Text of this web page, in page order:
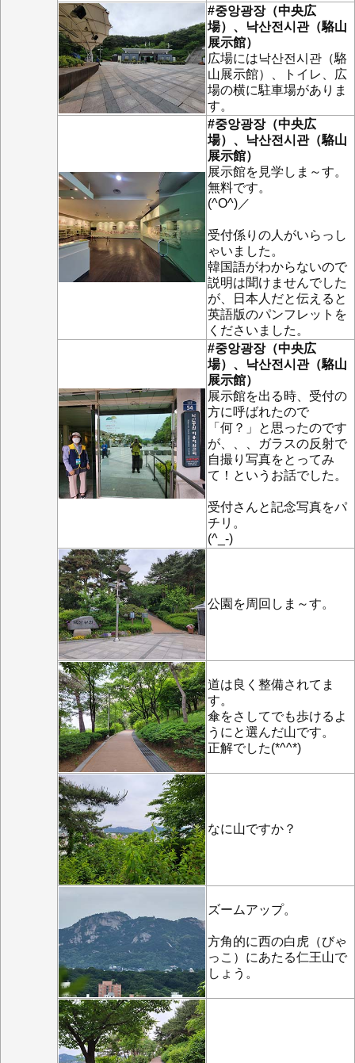
#중앙광장（中央広
場）、낙산전시관（駱山
展示館）
広場には낙산전시관（駱
山展示館）、トイレ、広
場の横に駐車場がありま
す。
#중앙광장（中央広
場）、낙산전시관（駱山
展示館）
展示館を見学しま～す。
無料です。
(^O^)／
受付係りの人がいらっし
ゃいました。
韓国語がわからないので
説明は聞けませんでした
が、日本人だと伝えると
英語版のパンフレットを
くださいました。
#중앙광장（中央広
場）、낙산전시관（駱山
展示館）
展示館を出る時、受付の
方に呼ばれたので
「何？」と思ったのです
が、、、ガラスの反射で
自撮り写真をとってみ
て！というお話でした。
受付さんと記念写真をパ
チリ。
(^_-)
公園を周回しま～す。
道は良く整備されてま
す。
傘をさしてでも歩けるよ
うにと選んだ山です。
正解でした(*^^*)
なに山ですか？
ズームアップ。
方角的に西の白虎（びゃ
っこ）にあたる仁王山で
しょう。